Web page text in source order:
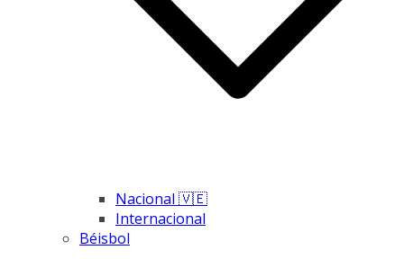
Nacional 🇻🇪
Internacional
Béisbol